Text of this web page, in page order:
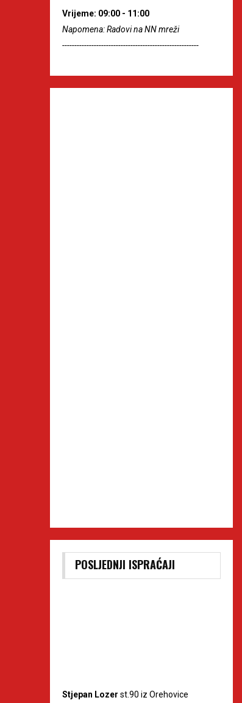
Vrijeme: 09:00 - 11:00
Napomena: Radovi na NN mreži
--------------------------------------------------------
POSLJEDNJI ISPRAĆAJI
Stjepan Lozer st.90 iz Orehovice